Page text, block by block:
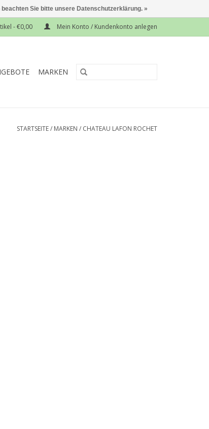
- €0,00 Mein Konto / Kundenkonto anlegen
MARKEN
STARTSEITE/ MARKEN / CHATEAU LAFON ROCHET
Sie bitte unsere Datenschutzerklärung. »